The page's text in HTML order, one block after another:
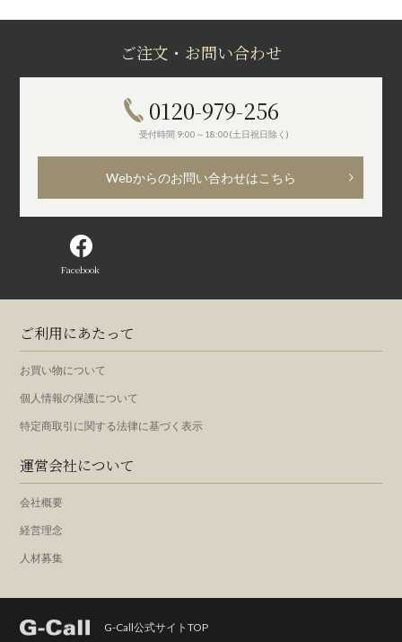
ご注文・お問い合わせ
0120-979-256
受付時間 9:00～18:00(土日祝日除く)
Webからのお問い合わせはこちら
Facebook
ご利用にあたって
お買い物について
個人情報の保護について
特定商取引に関する法律に基づく表示
運営会社について
会社概要
経営理念
人材募集
G-Call公式サイトTOP